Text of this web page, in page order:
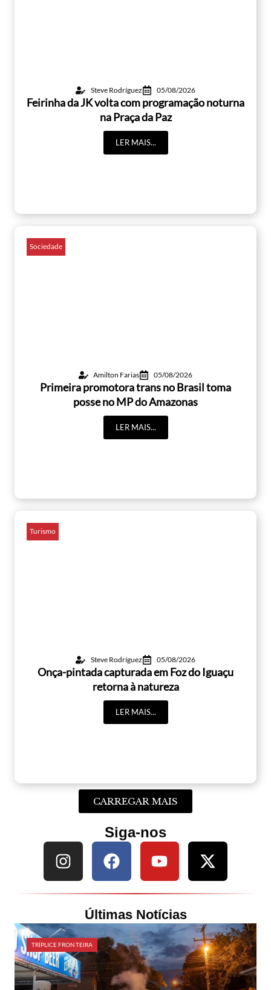
Steve Rodríguez 05/08/2026
Feirinha da JK volta com programação noturna
na Praça da Paz
LER MAIS...
Sociedade
Amilton Farias 05/08/2026
Primeira promotora trans no Brasil toma
posse no MP do Amazonas
LER MAIS...
Turismo
Steve Rodríguez 05/08/2026
Onça-pintada capturada em Foz do Iguaçu
retorna à natureza
LER MAIS...
CARREGAR MAIS
Siga-nos
Últimas Notícias
TRÍPLICE FRONTEIRA